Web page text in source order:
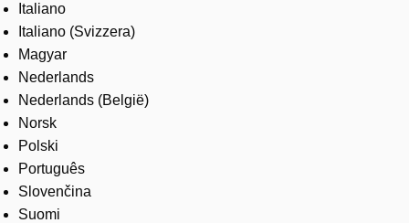
Italiano
Italiano (Svizzera)
Magyar
Nederlands
Nederlands (België)
Norsk
Polski
Português
Slovenčina
Suomi